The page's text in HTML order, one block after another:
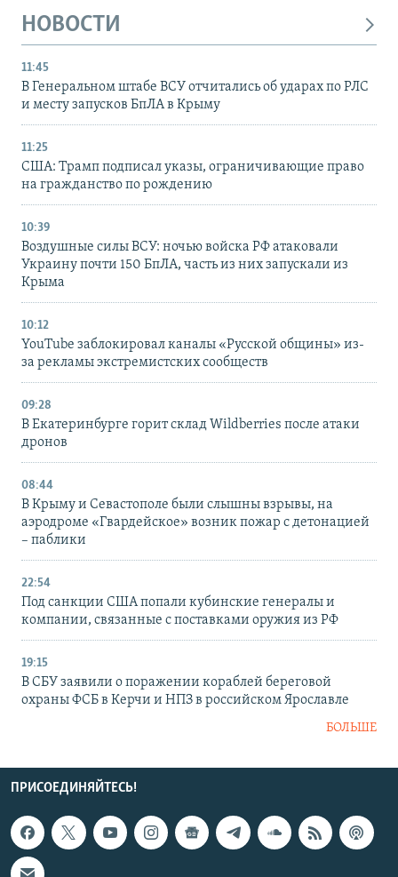
НОВОСТИ
11:45
В Генеральном штабе ВСУ отчитались об ударах по РЛС
и месту запусков БпЛА в Крыму
11:25
США: Трамп подписал указы, ограничивающие право
на гражданство по рождению
10:39
Воздушные силы ВСУ: ночью войска РФ атаковали
Украину почти 150 БпЛА, часть из них запускали из
Крыма
10:12
YouTube заблокировал каналы «Русской общины» из-
за рекламы экстремистских сообществ
09:28
В Екатеринбурге горит склад Wildberries после атаки
дронов
08:44
В Крыму и Севастополе были слышны взрывы, на
аэродроме «Гвардейское» возник пожар с детонацией
– паблики
22:54
Под санкции США попали кубинские генералы и
компании, связанные с поставками оружия из РФ
19:15
В СБУ заявили о поражении кораблей береговой
охраны ФСБ в Керчи и НПЗ в российском Ярославле
БОЛЬШЕ
ПРИСОЕДИНЯЙТЕСЬ!